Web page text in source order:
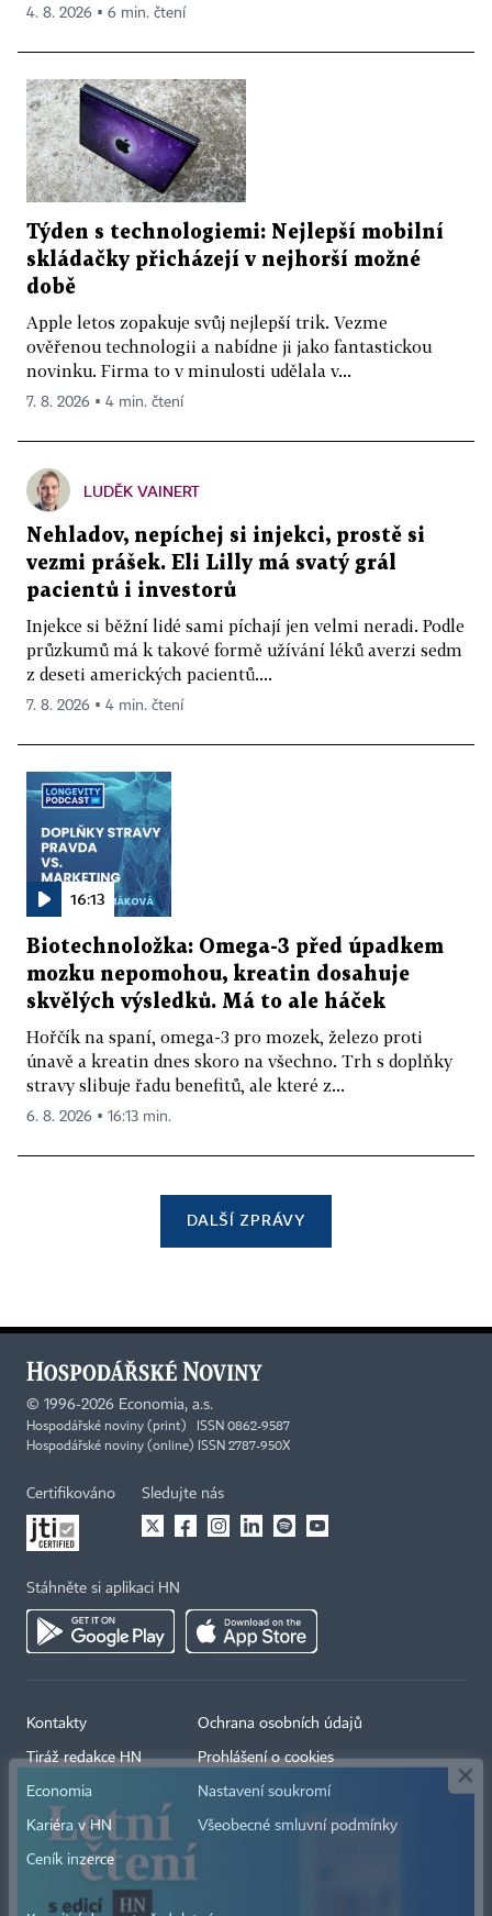
4. 8. 2026 ▪ 6 min. čtení
Týden s technologiemi: Nejlepší mobilní
skládačky přicházejí v nejhorší možné
době
Apple letos zopakuje svůj nejlepší trik. Vezme
ověřenou technologii a nabídne ji jako fantastickou
novinku. Firma to v minulosti udělala v...
7. 8. 2026 ▪ 4 min. čtení
LUDĚK VAINERT
Nehladov, nepíchej si injekci, prostě si
vezmi prášek. Eli Lilly má svatý grál
pacientů i investorů
Injekce si běžní lidé sami píchají jen velmi neradi. Podle
průzkumů má k takové formě užívání léků averzi sedm
z deseti amerických pacientů....
7. 8. 2026 ▪ 4 min. čtení
16:13
Biotechnoložka: Omega-3 před úpadkem
mozku nepomohou, kreatin dosahuje
skvělých výsledků. Má to ale háček
Hořčík na spaní, omega-3 pro mozek, železo proti
únavě a kreatin dnes skoro na všechno. Trh s doplňky
stravy slibuje řadu benefitů, ale které z...
6. 8. 2026 ▪ 16:13 min.
DALŠÍ ZPRÁVY
© 1996-2026 Economia, a.s.
Hospodářské noviny (print) ISSN 0862-9587
Hospodářské noviny (online) ISSN 2787-950X
Certifikováno Sledujte nás
Stáhněte si aplikaci HN
Kontakty
Tiráž redakce HN
Economia
Kariéra v HN
Ceník inzerce
Ochrana osobních údajů
Prohlášení o cookies
Nastavení soukromí
Všeobecné smluvní podmínky